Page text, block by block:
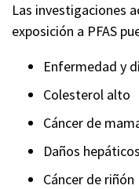
Las investigaciones
exposición a PFAS
Enfermedad y
Colesterol alto
Cáncer de
Daños hepáticos
Cáncer de riñón